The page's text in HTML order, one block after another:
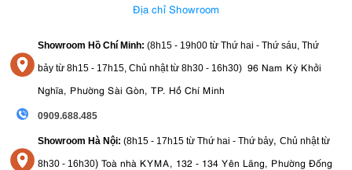
Địa chỉ Showroom
Showroom Hồ Chí Minh: (8h15 - 19h00 từ Thứ hai - Thứ sáu, Thứ
bảy từ 8h15 - 17h15, Chủ nhật từ 8h30 - 16h30) 96 Nam Kỳ Khởi
Nghĩa, Phường Sài Gòn, TP. Hồ Chí Minh
0909.688.485
Showroom Hà Nội: (8h15 - 17h15 từ Thứ hai - Thứ bảy, Chủ nhật từ
8h30 - 16h30) Toà nhà KYMA, 132 - 134 Yên Lãng, Phường Đống